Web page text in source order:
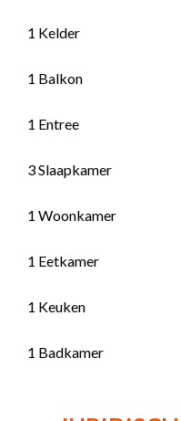
1 Kelder
1 Balkon
1 Entree
3 Slaapkamer
1 Woonkamer
1 Eetkamer
1 Keuken
1 Badkamer